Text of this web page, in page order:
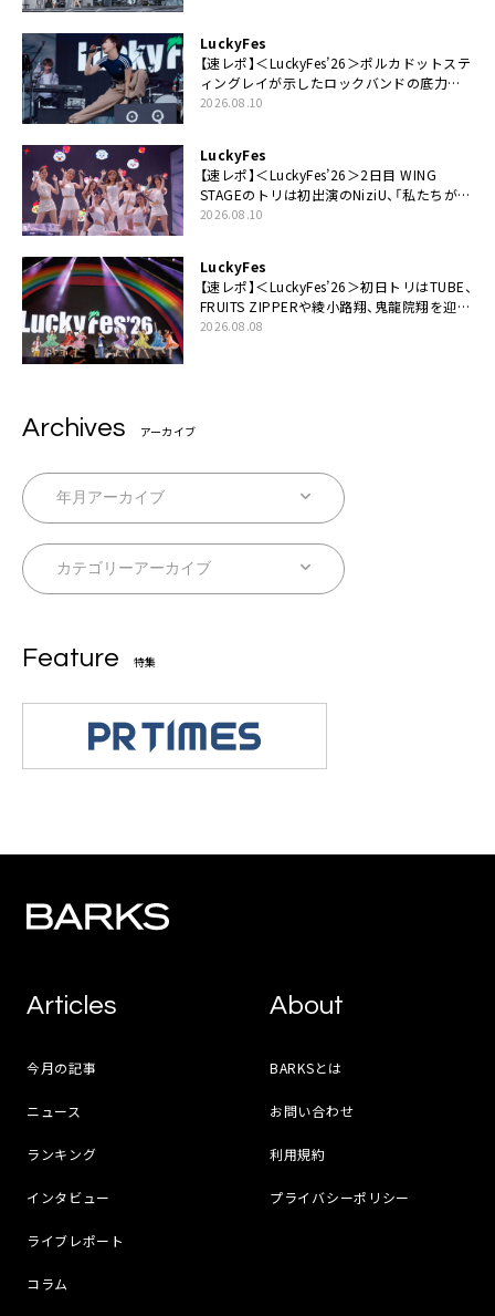
LuckyFes
【速レポ】＜LuckyFes’26＞ポルカドットステ
ィングレイが示したロックバンドの底力
「LuckyFesのマスコットキャラクターである
2026.08.10
LuckyFes
【速レポ】＜LuckyFes’26＞2日目 WING
STAGEのトリは初出演のNiziU、「私たちが最
高の夏の思い出にしてみせます」
2026.08.10
LuckyFes
【速レポ】＜LuckyFes’26＞初日トリはTUBE、
FRUITS ZIPPERや綾小路翔、鬼龍院翔を迎え
た豪華コラボも「知ってたらぜひ一緒に歌っ
2026.08.08
Archives アーカイブ
Feature 特集
Articles
今月の記事
ニュース
ランキング
インタビュー
ライブレポート
コラム
About
BARKSとは
お問い合わせ
利用規約
プライバシーポリシー